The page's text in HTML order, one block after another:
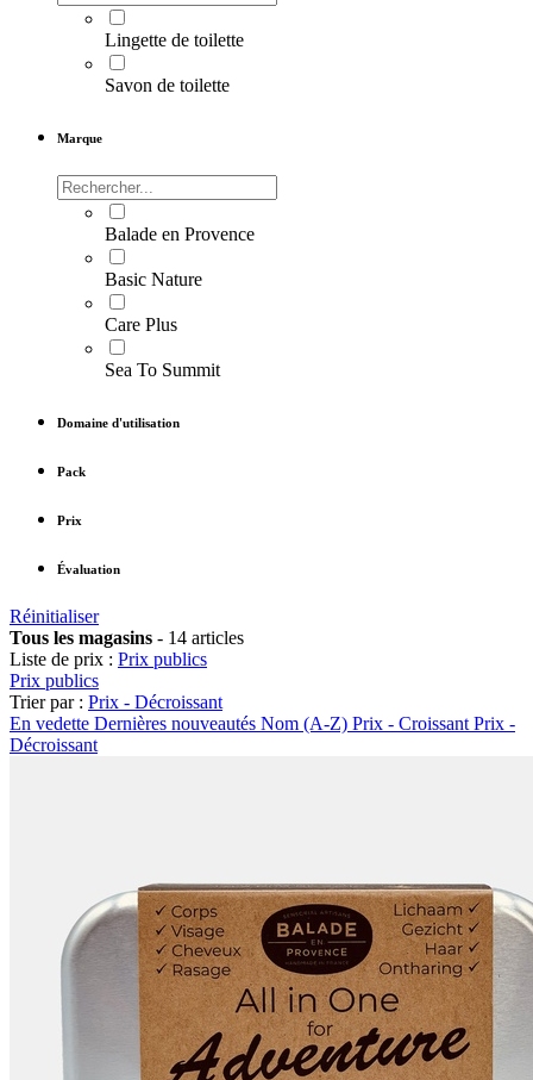
Lingette de toilette
Savon de toilette
Marque
Balade en Provence
Basic Nature
Care Plus
Sea To Summit
Domaine d'utilisation
Pack
Prix
Évaluation
Réinitialiser
Tous les magasins - 14 articles
Liste de prix : Prix publics
Prix publics
Trier par : Prix - Décroissant
En vedette Dernières nouveautés Nom (A-Z) Prix - Croissant Prix -
Décroissant